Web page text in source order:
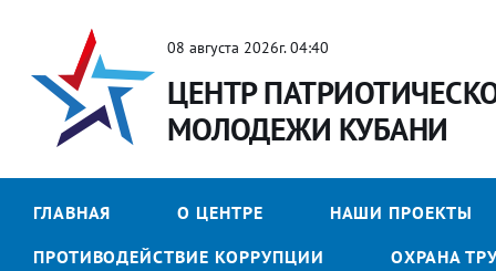
08 августа 2026г. 04:40
ЦЕНТР
МОЛОДЕЖИ КУБАНИ
ГЛАВНАЯ О ЦЕНТРЕ
НАШИ ПРОЕКТЫ
ПРОТИВОДЕЙСТВИЕ КОРРУПЦИИ
ОХРАНА